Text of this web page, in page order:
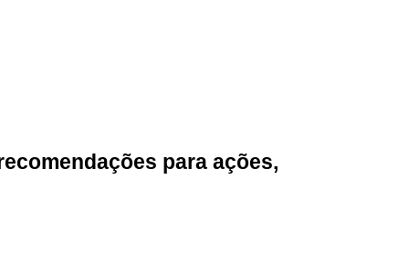
para ações,